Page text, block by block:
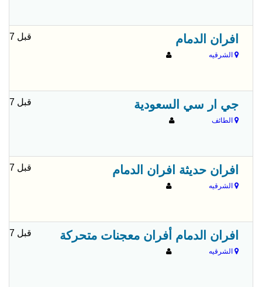
افران الدمام
الشرقيه
قبل 7 شهور
جي ار سي السعودية
الطائف
قبل 7 شهور
افران حديثة افران الدمام
الشرقيه
قبل 7 شهور
افران الدمام أفران معجنات متحركة
الشرقيه
قبل 7 شهور